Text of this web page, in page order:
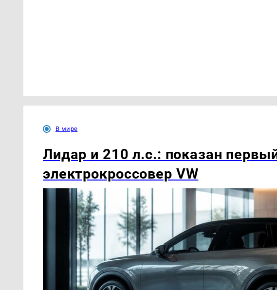
В мире
Лидар и 210 л.с.: показан
электрокроссовер VW